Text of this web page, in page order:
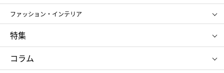
お中元
お歳暮
ポール&ジョー ボーテ
ジルスチュアート
NARS
RMK
クリニーク
SK-Ⅱ
アンリ・シャルパンティエ
ゴディバ
新宿高野
たねや
ねんりん家
ファッション・インテリア
ポロ ラルフ ローレン
タケオ キクチ
ママ＆キッズ
シュタイフ
特集
お中元
ひな人形
五月人形
コラム